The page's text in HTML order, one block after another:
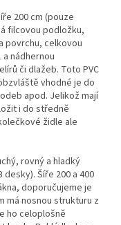
200 cm (pouze
filcovou podložku,
povrchu, celkovou
nádhernou
či dlažeb. Toto PVC
vhodné je do
apod. Jelikož mají
i do středně
židle ale
rovný a hladký
Šíře 200 a 400
doporučujeme je
má nosnou strukturu z
ho celoplošně